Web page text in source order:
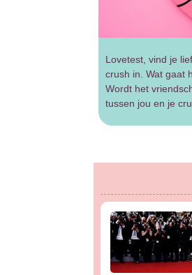
Lovetest, vind je
crush in. Wat gaat
Wordt het
tussen jou en je